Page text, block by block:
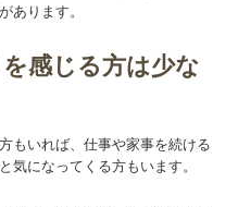
あります。
感じる方は少な
もいれば、仕事や家事を続ける
気になってくる方もいます。